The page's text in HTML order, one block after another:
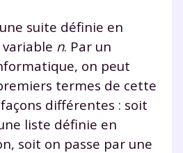
suite définie en
n. Par un
on peut
termes de cette
différentes : soit
liste définie en
soit on passe par une